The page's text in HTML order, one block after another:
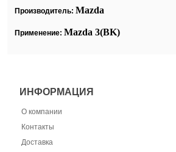
Производитель: Mazda
Применение: Mazda 3(BK)
ИНФОРМАЦИЯ
О компании
Контакты
Доставка